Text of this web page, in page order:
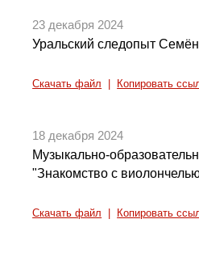
23 декабря 2024
Уральский следопыт
Скачать файл Копировать
18 декабря 2024
Музыкально-
"Знакомство с
Скачать файл Копировать